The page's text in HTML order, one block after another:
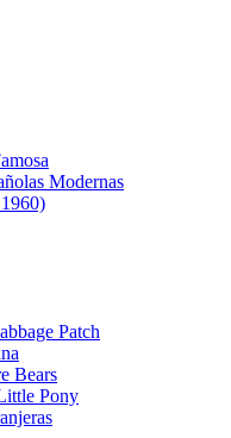
Modernas
Patch
Bears
Pony